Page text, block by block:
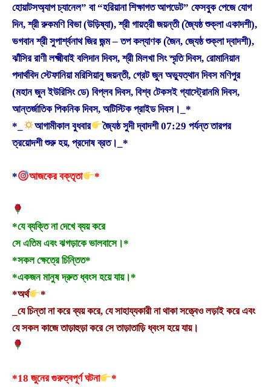
হোয়াটসঅ্যাপ চ্যানেল” বা “হরিয়ানা শিক্ষাগত আপডেট” ফেসবুক পেজে যোগ
দিন, শ্রী রুকমণি বিভা (উড়িষ্যা), শ্রী গায়ত্রী জয়ন্তী (জ্যৈষ্ঠ শুক্লা একাদশী),
ভগবান শ্রী সুপার্শ্বনাথ জির জন্ম – তপ কল্যাণক (জৈন, জ্যেষ্ঠ শুক্লা দ্বাদশী),
ঝাঁসির রাণী লক্ষ্মীবাই বলিদান দিবস, শ্রী মিলখা সিং স্মৃতি দিবস, রোমানিয়ান
পদার্থবিদ স্টেফানিয়া মরিসিয়ানু জয়ন্তী, গ্রেট জুন অভ্যুত্থান দিবস মণিপুর
(মহান জুন ইউরিসিং ডে) বিপ্লব দিবস, বিশ্ব টেকসই গ্যাস্ট্রোনমি দিবস,
আন্তর্জাতিক পিকনিক দিবস, অটিস্টিক প্রাইড দিবস।_*
*_
আগামীকাল বুধবার
জ্যৈষ্ঠ সুদী দ্বাদশী 07:29 পর্যন্ত তারপর
ত্রয়োদশী শুরু হয়, প্রদোষ ব্রত।_*
* আজকের বক্তৃতা *
*যে ব্যক্তি না দেখে ব্যয় করে
সে এতিম এবং ঝগড়াকে ভালবাসে।*
*সকল ক্ষেত্রে চিন্তিত*
*একজন মানুষ দ্রুত ধ্বংস হয়ে যায়।*
*অর্থ
*
_যে চিন্তা না করে ব্যয় করে, যে সাহায্যকারী না থাকা সত্ত্বেও লড়াই করে এবং
যে সকল কাজে তাড়াহুড়া করে সে তাড়াতাড়ি ধ্বংস হয়ে যায়।
*18 জুনের গুরুত্বপূর্ণ ঘটনা *